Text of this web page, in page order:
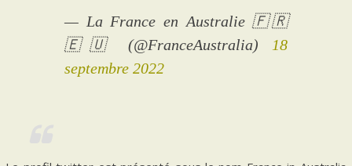
— La France en Australie 🇫🇷
🇪🇺 (@FranceAustralia) 18
septembre 2022